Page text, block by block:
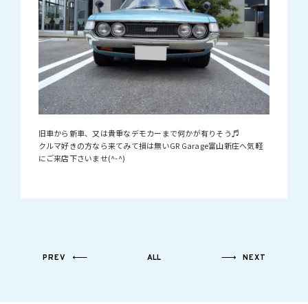
旧車から新車、又は貴重なデモカーまで何かが有りそう♬
クルマ好きの方なら来てみて損は無いGR Garage富山新庄へ気軽
にご来店下さいませ(^-^)
PREV ALL NEXT